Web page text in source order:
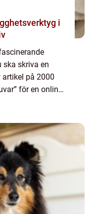
i
ska skriva en
på 2000
för en online